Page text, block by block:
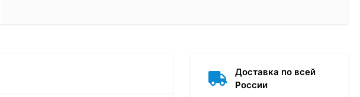
Доставка по всей
России